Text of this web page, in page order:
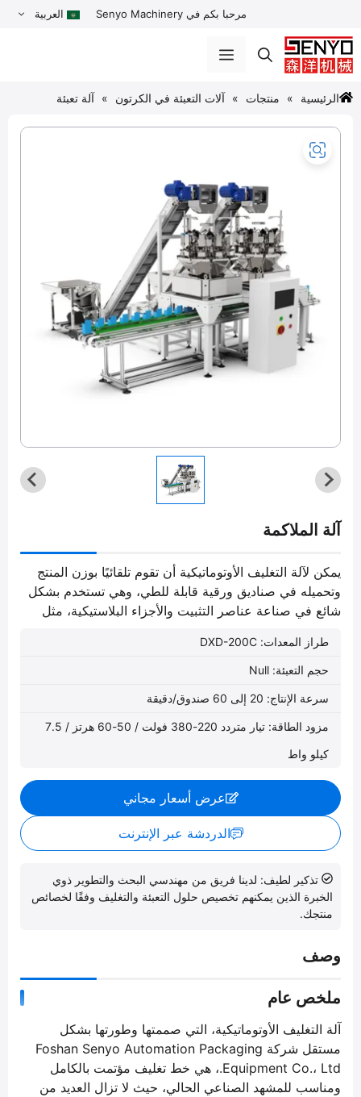
المحتوى
مرحبا بكم في Senyo Machinery العربية
القائمة
الرئيسية منتجات آلات التعبئة في الكرتون
آلة تعبئة
آلة الملاكمة
يمكن لآلة التغليف الأوتوماتيكية أن تقوم تلقائيًا بوزن المنتج
وتحميله في صناديق ورقية قابلة للطي، وهي تستخدم بشكل
شائع في صناعة عناصر التثبيت والأجزاء البلاستيكية، مثل
طراز المعدات: DXD-200C
حجم التعبئة: Null
سرعة الإنتاج: 20 إلى 60 صندوق/دقيقة
مزود الطاقة: تيار متردد 220-380 فولت / 50-60 هرتز / 7.5
كيلو واط
عرض أسعار مجاني
الدردشة عبر الإنترنت
تذكير لطيف: لدينا فريق من مهندسي البحث والتطوير ذوي
الخبرة الذين يمكنهم تخصيص حلول التعبئة والتغليف وفقًا لخصائص
منتجك.
وصف
ملخص عام
آلة التغليف الأوتوماتيكية، التي صممتها وطورتها بشكل
مستقل شركة Foshan Senyo Automation Packaging
Equipment Co.، Ltd.، هي خط تغليف مؤتمت بالكامل
ومناسب للمشهد الصناعي الحالي، حيث لا تزال العديد من